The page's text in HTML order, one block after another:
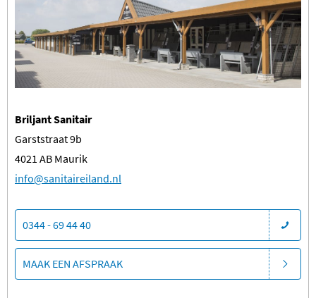
Briljant Sanitair
Garststraat 9b
4021 AB Maurik
​info@sanitaireiland.nl
0344 - 69 44 40
MAAK EEN AFSPRAAK